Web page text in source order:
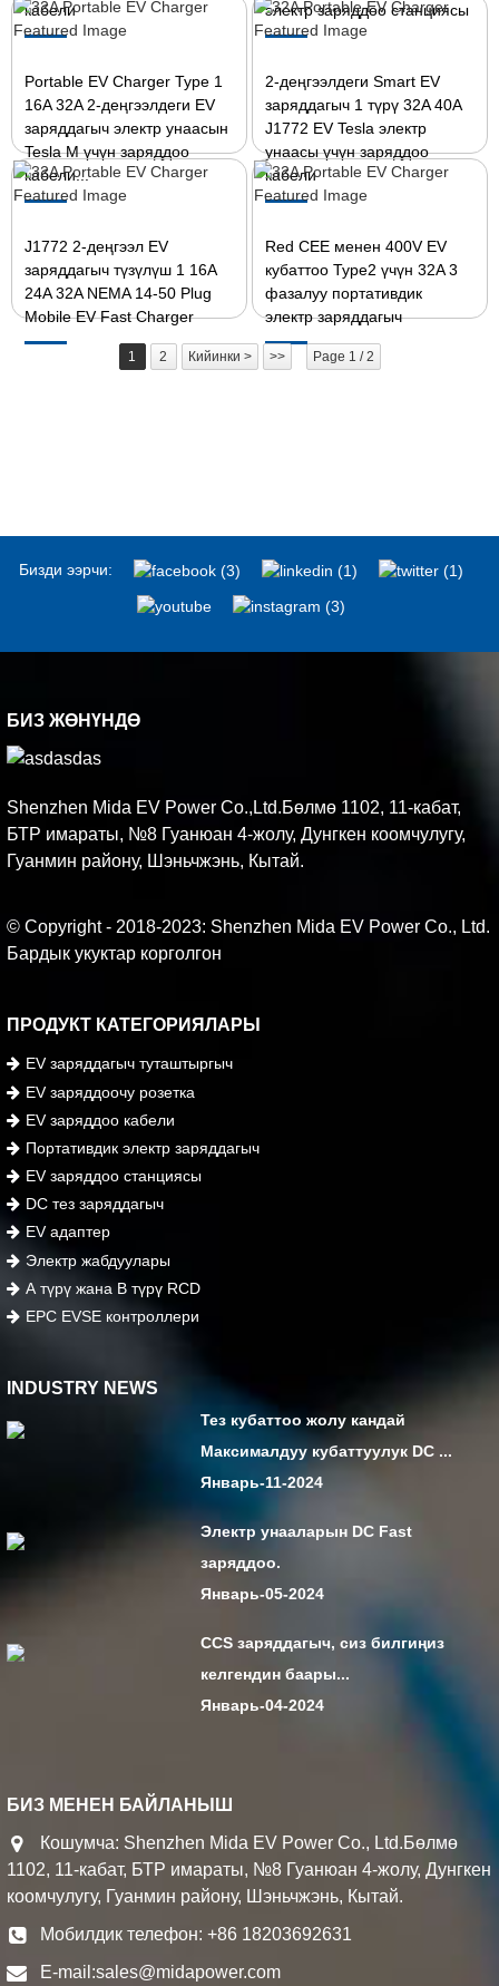
кабели
электр заряддоо станциясы
Portable EV Charger Type 1
16A 32A 2-деңгээлдеги EV
заряддагыч электр унаасын
Tesla M үчүн заряддоо
кабели...
2-деңгээлдеги Smart EV
заряддагыч 1 түрү 32A 40A
J1772 EV Tesla электр
унаасы үчүн заряддоо
кабели
J1772 2-деңгээл EV
заряддагыч түзүлүш 1 16A
24A 32A NEMA 14-50 Plug
Mobile EV Fast Charger
Red CEE менен 400V EV
кубаттоо Type2 үчүн 32A 3
фазалуу портативдик
электр заряддагыч
1 2 Кийинки > >> Page 1 / 2
Бизди ээрчи:
БИЗ ЖӨНҮНДӨ
Shenzhen Mida EV Power Co.,Ltd.Бөлмө 1102, 11-кабат,
БТР имараты, №8 Гуанюан 4-жолу, Дунгкен коомчулугу,
Гуанмин району, Шэньчжэнь, Кытай.
© Copyright - 2018-2023: Shenzhen Mida EV Power Co., Ltd.
Бардык укуктар корголгон
ПРОДУКТ КАТЕГОРИЯЛАРЫ
EV заряддагыч туташтыргыч
EV заряддоочу розетка
EV заряддоо кабели
Портативдик электр заряддагыч
EV заряддоо станциясы
DC тез заряддагыч
EV адаптер
Электр жабдуулары
А түрү жана В түрү RCD
EPC EVSE контроллери
INDUSTRY NEWS
Тез кубаттоо жолу кандай
Максималдуу кубаттуулук DC ...
Январь-11-2024
Электр унааларын DC Fast
заряддоо.
Январь-05-2024
CCS заряддагыч, сиз билгиңиз
келгендин баары...
Январь-04-2024
БИЗ МЕНЕН БАЙЛАНЫШ
Кошумча: Shenzhen Mida EV Power Co., Ltd.Бөлмө
1102, 11-кабат, БТР имараты, №8 Гуанюан 4-жолу, Дунгкен
коомчулугу, Гуанмин району, Шэньчжэнь, Кытай.
Мобилдик телефон: +86 18203692631
E-mail:sales@midapower.com